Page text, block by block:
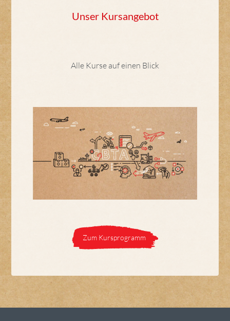
Unser Kursangebot
Alle Kurse auf einen Blick
Zum Kursprogramm